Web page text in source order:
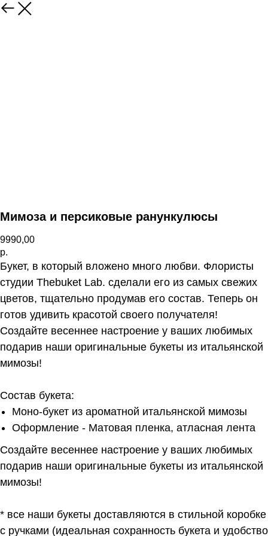
Назад
Мимоза и персиковые ранункулюсы
9990,00
р.
Букет, в который вложено много любви. Флористы
студии Thebuket Lab. сделали его из самых свежих
цветов, тщательно продумав его состав. Теперь он
готов удивить красотой своего получателя!
Создайте весеннее настроение у ваших любимых
подарив наши оригинальные букеты из итальянской
мимозы!
Состав букета:
Моно-букет из ароматной итальянской мимозы
Оформление - Матовая пленка, атласная лента
Создайте весеннее настроение у ваших любимых
подарив наши оригинальные букеты из итальянской
мимозы!
* все наши букеты доставляются в стильной коробке
с ручками (идеальная сохранность букета и удобство